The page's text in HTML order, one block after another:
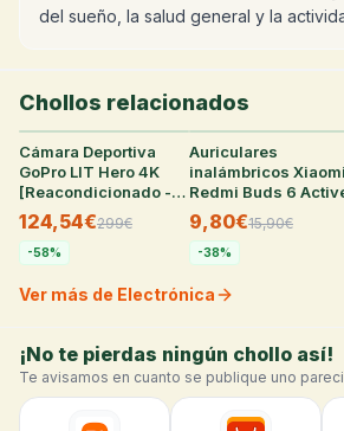
del sueño, la salud general y la
Chollos relacionados
35
Cámara Deportiva
GoPro LIT Hero 4K
[Reacondicionado -
Como Nuevo]
124,54€299€
-58%
Auriculares
inalámbricos Xiaomi
Redmi Buds 6
9,80€15,90€
-38%
Ver más de Electrónica
¡No te pierdas ningún chollo así!
Te avisamos en cuanto se publique uno